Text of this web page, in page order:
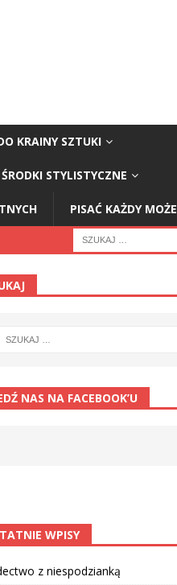
KRAINY SZTUKI
ŚRODKI STYLISTYCZNE
PISAĆ KAŻDY MOŻE
NAS NA FACEBOOK’U
WPISY
z niespodzianką